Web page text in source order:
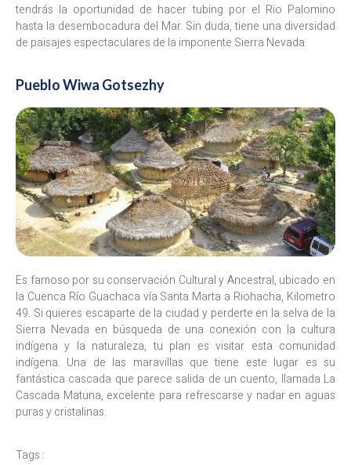
tendrás la oportunidad de hacer tubing por el Rio Palomino
hasta la desembocadura del Mar. Sin duda, tiene una diversidad
de paisajes espectaculares de la imponente Sierra Nevada.
Pueblo Wiwa Gotsezhy
Es famoso por su conservación Cultural y Ancestral, ubicado en
la Cuenca Río Guachaca vía Santa Marta a Riohacha, Kilometro
49. Si quieres escaparte de la ciudad y perderte en la selva de la
Sierra Nevada en búsqueda de una conexión con la cultura
indígena y la naturaleza, tu plan es visitar esta comunidad
indígena. Una de las maravillas que tiene este lugar es su
fantástica cascada que parece salida de un cuento, llamada La
Cascada Matuna, excelente para refrescarse y nadar en aguas
puras y cristalinas.
Tags :